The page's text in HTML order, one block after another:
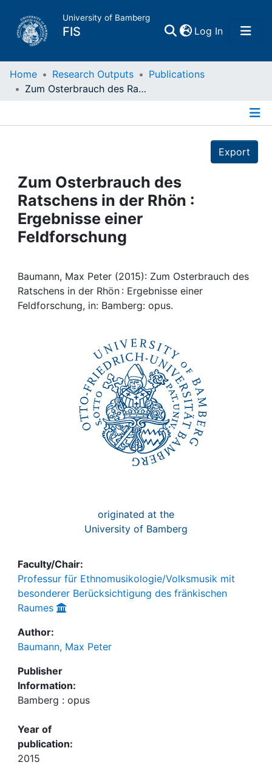
University of Bamberg
FIS Log In(current)
Home
Projects
People
Institutions
Awards
My FIS
Home Research Outputs
Publications
Zum Osterbrauch des Ratschens in der Rhön : Ergebnisse einer Feldforschung
Export
Zum Osterbrauch des
Ratschens in der Rhön :
Ergebnisse einer
Feldforschung
Baumann, Max Peter (2015): Zum Osterbrauch des
Ratschens in der Rhön : Ergebnisse einer
Feldforschung, in: Bamberg: opus.
originated at the
University of Bamberg
Faculty/Chair:
Professur für Ethnomusikologie/Volksmusik mit
besonderer Berücksichtigung des fränkischen
Raumes
Author:
Baumann, Max Peter
Publisher
Information:
Bamberg : opus
Year of
publication:
2015